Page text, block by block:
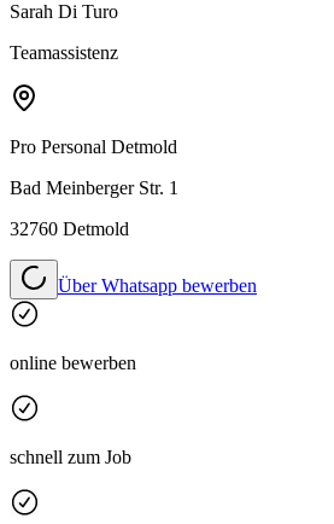
Sarah Di Turo
Teamassistenz
Pro Personal Detmold
Bad Meinberger Str. 1
32760 Detmold
Über Whatsapp bewerben
online bewerben
schnell zum Job